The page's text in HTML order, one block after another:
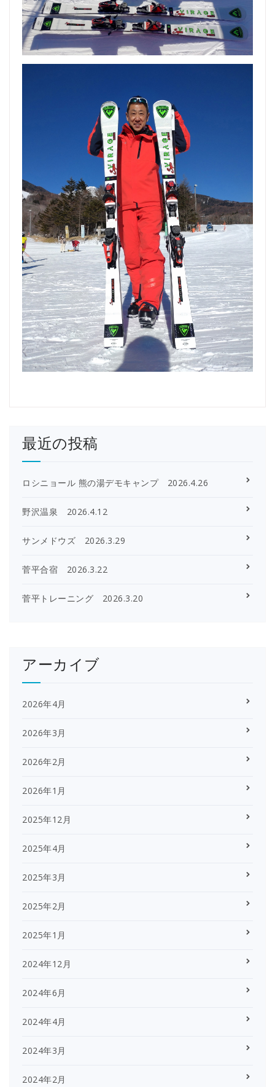
最近の投稿
ロシニョール 熊の湯デモキャンプ 2026.4.26
野沢温泉 2026.4.12
サンメドウズ 2026.3.29
菅平合宿 2026.3.22
菅平トレーニング 2026.3.20
アーカイブ
2026年4月
2026年3月
2026年2月
2026年1月
2025年12月
2025年4月
2025年3月
2025年2月
2025年1月
2024年12月
2024年6月
2024年4月
2024年3月
2024年2月